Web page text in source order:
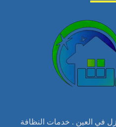
في العين . خدمات النظافة